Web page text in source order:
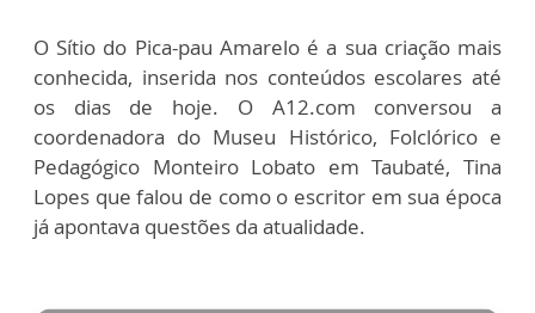
O Sítio do Pica-pau Amarelo é a sua criação mais
conhecida, inserida nos conteúdos escolares até
os dias de hoje. O A12.com conversou a
coordenadora do Museu Histórico, Folclórico e
Pedagógico Monteiro Lobato em Taubaté, Tina
Lopes que falou de como o escritor em sua época
já apontava questões da atualidade.